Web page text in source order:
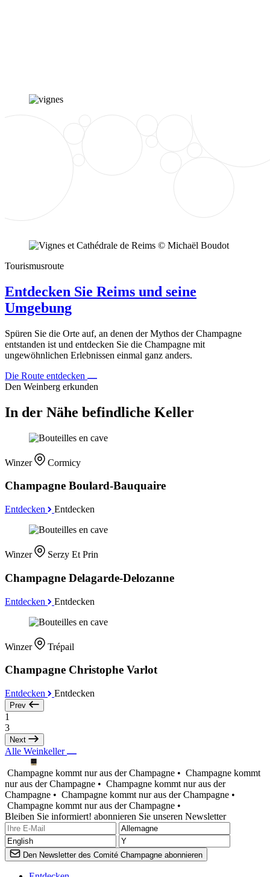
Tourismusroute
Entdecken Sie Reims und seine
Umgebung
Spüren Sie die Orte auf, an denen der Mythos der Champagne
entstanden ist und entdecken Sie die Champagne mit
ungewöhnlichen Erlebnissen einmal ganz anders.
Die Route entdecken
Den Weinberg erkunden
In der Nähe befindliche Keller
Winzer Cormicy
Champagne Boulard-Bauquaire
Entdecken Entdecken
Winzer Serzy Et Prin
Champagne Delagarde-Delozanne
Entdecken Entdecken
Winzer Trépail
Champagne Christophe Varlot
Entdecken Entdecken
Prev
1
3
Next
Alle Weinkeller
Champagne kommt nur aus der Champagne • Champagne kommt
nur aus der Champagne • Champagne kommt nur aus der
Champagne • Champagne kommt nur aus der Champagne •
Champagne kommt nur aus der Champagne •
Bleiben Sie informiert! abonnieren Sie unseren Newsletter
Den Newsletter des Comité Champagne abonnieren